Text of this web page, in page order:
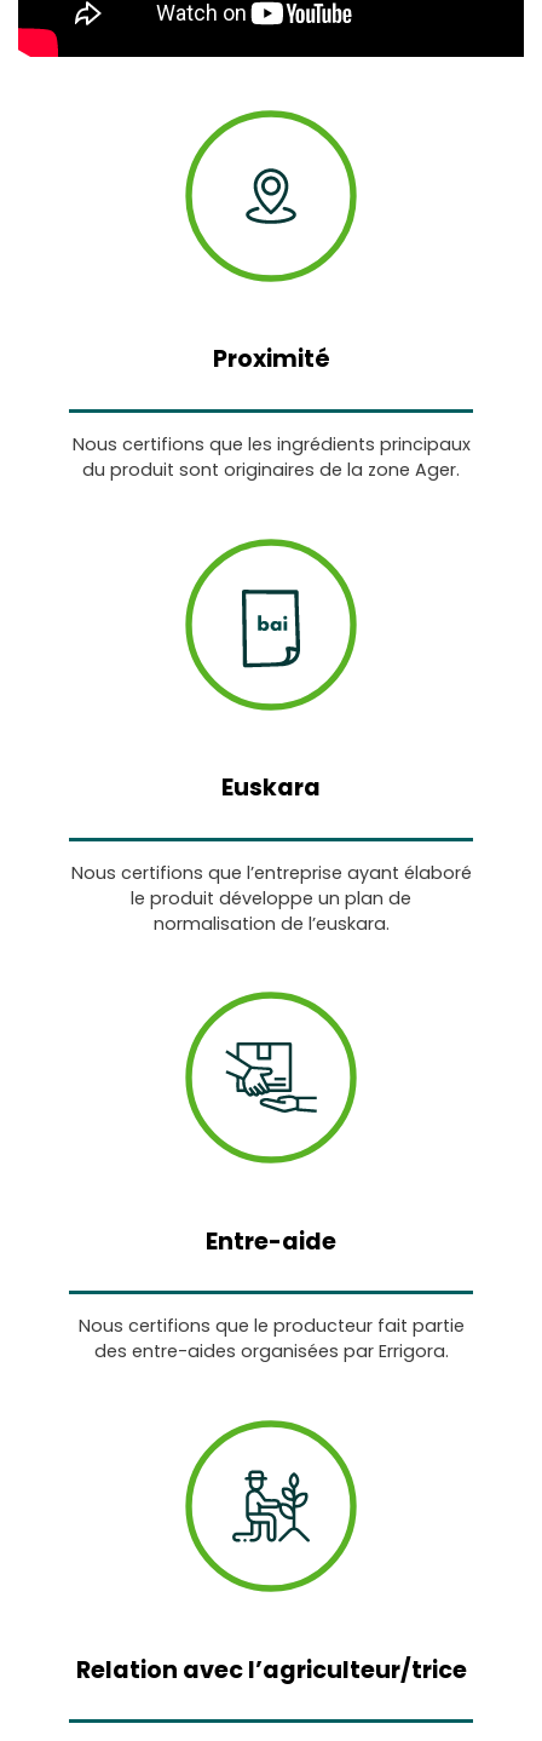
Proximité
Nous certifions que les ingrédients principaux
du produit sont originaires de la zone Ager.
Euskara
Nous certifions que l’entreprise ayant élaboré
le produit développe un plan de
normalisation de l’euskara.
Entre-aide
Nous certifions que le producteur fait partie
des entre-aides organisées par Errigora.
Relation avec l’agriculteur/trice